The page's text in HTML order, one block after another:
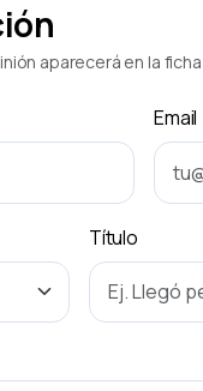
aparecerá en la
Email
Título